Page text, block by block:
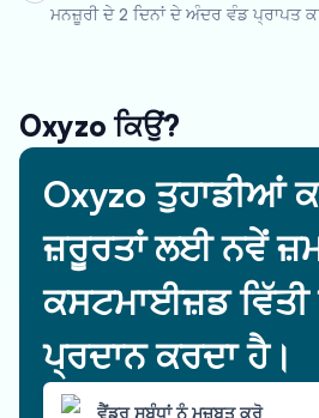
ਮਨਜ਼ੂਰੀ ਦੇ 2 ਦਿਨਾਂ ਦੇ ਅੰਦਰ ਵੰਡ ਪ੍ਰਾਪਤ
Oxyzo ਕਿਉਂ?
Oxyzo ਤੁਹਾਡੀਆਂ
ਜ਼ਰੂਰਤਾਂ ਲਈ ਨਵੇਂ
ਕਸਟਮਾਈਜ਼ਡ ਵਿੱਤੀ
ਪ੍ਰਦਾਨ ਕਰਦਾ ਹੈ।
ਵੈਂਡਰ ਸਬੰਧਾਂ ਨੂੰ ਮਜ਼ਬੂਤ ਕਰੋ